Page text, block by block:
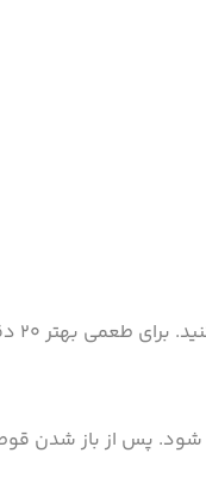
دقیقه در آب جوش گرم کنید.
باز شدن قوطی، در